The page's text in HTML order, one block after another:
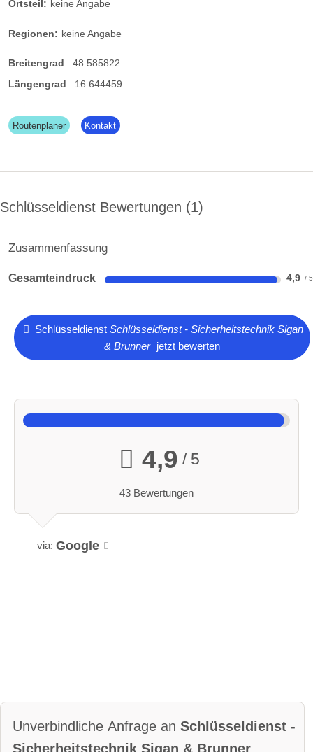
Ortsteil: keine Angabe
Regionen: keine Angabe
Breitengrad : 48.585822
Längengrad : 16.644459
Routenplaner Kontakt
Schlüsseldienst Bewertungen 1
Zusammenfassung
Gesamteindruck 4,9
SchlüsseldienstSchlüsseldienst - Sicherheitstechnik Sigan
& Brunner jetzt bewerten
4,9 / 5
43 Bewertungen
via: Google
Unverbindliche Anfrage an Schlüsseldienst -
Sicherheitstechnik Sigan & Brunner